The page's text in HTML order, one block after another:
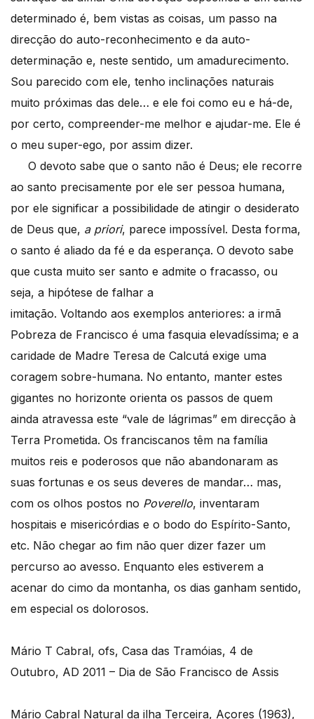
determinado é, bem vistas as coisas, um passo na
direcção do auto-reconhecimento e da auto-
determinação e, neste sentido, um amadurecimento.
Sou parecido com ele, tenho inclinações naturais
muito próximas das dele… e ele foi como eu e há-de,
por certo, compreender-me melhor e ajudar-me. Ele é
o meu super-ego, por assim dizer.
O devoto sabe que o santo não é Deus; ele recorre
ao santo precisamente por ele ser pessoa humana,
por ele significar a possibilidade de atingir o desiderato
de Deus que, a priori, parece impossível. Desta forma,
o santo é aliado da fé e da esperança. O devoto sabe
que custa muito ser santo e admite o fracasso, ou
seja, a hipótese de falhar a
imitação. Voltando aos exemplos anteriores: a irmã
Pobreza de Francisco é uma fasquia elevadíssima; e a
caridade de Madre Teresa de Calcutá exige uma
coragem sobre-humana. No entanto, manter estes
gigantes no horizonte orienta os passos de quem
ainda atravessa este “vale de lágrimas” em direcção à
Terra Prometida. Os franciscanos têm na família
muitos reis e poderosos que não abandonaram as
suas fortunas e os seus deveres de mandar… mas,
com os olhos postos no Poverello, inventaram
hospitais e misericórdias e o bodo do Espírito-Santo,
etc. Não chegar ao fim não quer dizer fazer um
percurso ao avesso. Enquanto eles estiverem a
acenar do cimo da montanha, os dias ganham sentido,
em especial os dolorosos.
Mário T Cabral, ofs, Casa das Tramóias, 4 de
Outubro, AD 2011 – Dia de São Francisco de Assis
Mário Cabral Natural da ilha Terceira, Açores (1963),